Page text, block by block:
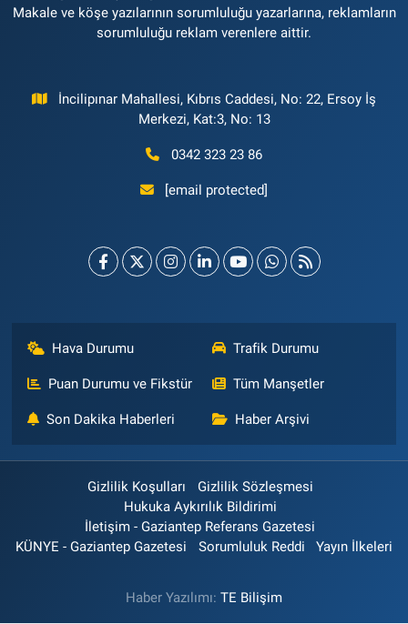
Makale ve köşe yazılarının sorumluluğu yazarlarına, reklamların
sorumluluğu reklam verenlere aittir.
İncilipınar Mahallesi, Kıbrıs Caddesi, No: 22, Ersoy İş
Merkezi, Kat:3, No: 13
0342 323 23 86
[email protected]
Hava Durumu Trafik Durumu
Puan Durumu ve Fikstür Tüm Manşetler
Son Dakika Haberleri Haber Arşivi
Gizlilik Koşulları
Gizlilik Sözleşmesi
Hukuka Aykırılık Bildirimi
İletişim - Gaziantep Referans Gazetesi
KÜNYE - Gaziantep Gazetesi
Sorumluluk Reddi Yayın İlkeleri
Haber Yazılımı: TE Bilişim